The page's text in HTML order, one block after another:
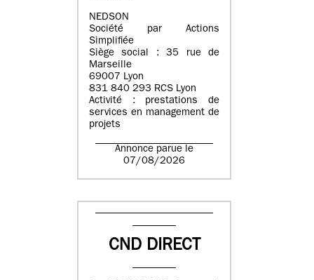
NEDSON
Société par Actions
Simplifiée
Siège social : 35 rue de
Marseille
69007 Lyon
831 840 293 RCS Lyon
Activité : prestations de
services en management de
projets
Annonce parue le
07/08/2026
CND DIRECT